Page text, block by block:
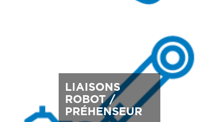
LIAISONS
ROBOT /
PRÉHENSEUR